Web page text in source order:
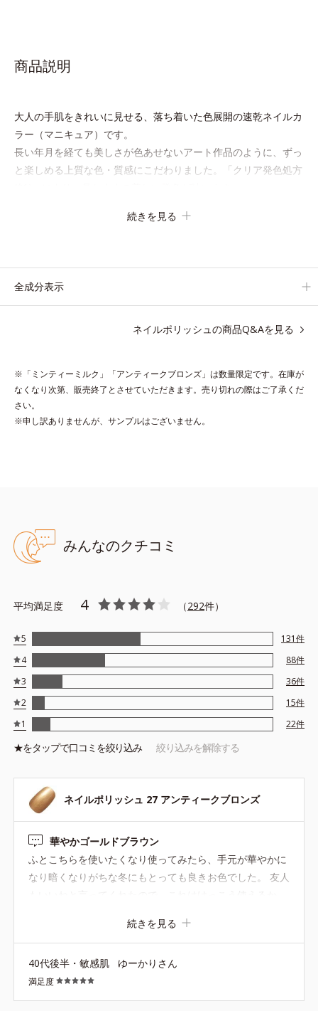
商品説明
大人の手肌をきれいに見せる、落ち着いた色展開の速乾ネイルカ
ラー（マニキュア）です。
長い年月を経ても美しさが色あせないアート作品のように、ずっ
と楽しめる上質な色・質感にこだわりました。「クリア発色処方
また細かいアレンジをしやすくするため、持ち手の長さとハケを
になじむ色合いにニュアンスチェンジできる「
*2 レモングラス葉/茎エキス、マンダリンオレンジ果皮エキス、
センチフォリアバラ花エキス、セイヨウミザクラ果実エキス、ブ
ドウ葉エキス、カミツレ花エキス（すべて保湿成分）
合＝保湿成分
*1 アクリル酸アルキルコポリマー
レモングラス葉／茎エキス、ブドウ葉エキス、センチフォリアバラ
花エキス、カミツレ花エキス
続きを見る
全成分表示
ネイルポリッシュの商品Q&Aを見る
※「ミンティーミルク」「アンティークブロンズ」は数量限定です。在庫が
なくなり次第、販売終了とさせていただきます。売り切れの際はご了承くだ
さい。
※申し訳ありませんが、サンプルはございません。
みんなのクチコミ
平均満足度 4 （292件）
5 131件
4
88件
3
36件
2
15件
1
22件
★をタップで口コミを絞り込み 絞り込みを解除する
ネイルポリッシュ 27 アンティークブロンズ
華やかゴールドブラウン
ふとこちらを使いたくなり使ってみたら、手元が華やかに
なり暗くなりがちな冬にもとっても良きお色でした。 友人
続きを見る
40代後半・敏感肌 ゆーかりさん
満足度